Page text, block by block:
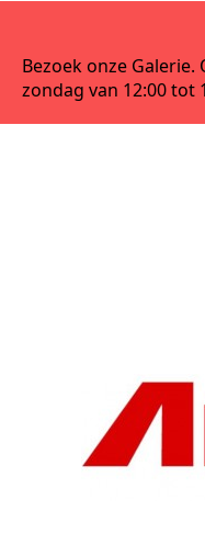
Bezoek onze
zondag van 12:00 tot